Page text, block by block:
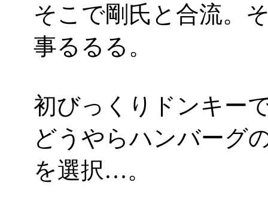
そこで剛氏と合流。
事るるる。
初びっくりドンキー
どうやらハンバーグ
を選択…。